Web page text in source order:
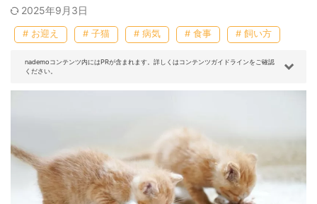
2025年9月3日
# お迎え # 子猫 # 病気 # 食事 # 飼い方
nademoコンテンツ内にはPRが含まれます。詳しくはコンテンツガイドラインをご確認
ください。